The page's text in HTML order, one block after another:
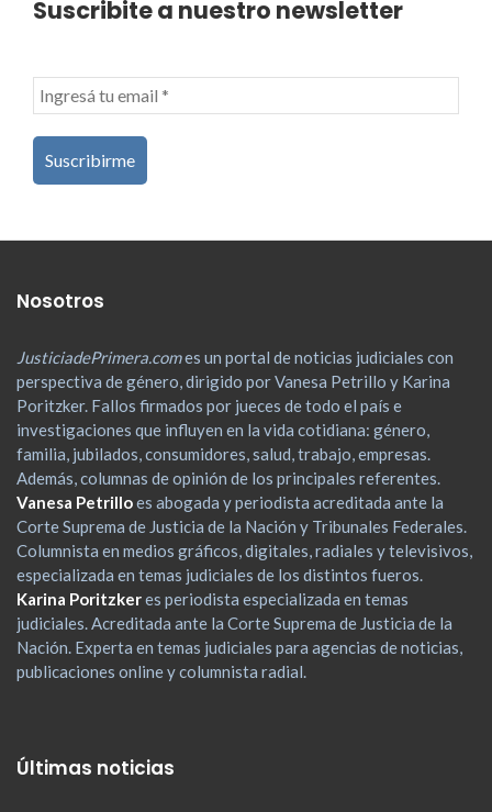
Suscribite a nuestro newsletter
Nosotros
JusticiadePrimera.comes un portal de noticias judiciales con
perspectiva de género, dirigido por Vanesa Petrillo y Karina
Poritzker. Fallos firmados por jueces de todo el país e
investigaciones que influyen en la vida cotidiana: género,
familia, jubilados, consumidores, salud, trabajo, empresas.
Además, columnas de opinión de los principales referentes.
Vanesa Petrilloes abogada y periodista acreditada ante la
Corte Suprema de Justicia de la Nación y Tribunales Federales.
Columnista en medios gráficos, digitales, radiales y televisivos,
especializada en temas judiciales de los distintos fueros.
Karina Poritzkeres periodista especializada en temas
judiciales. Acreditada ante la Corte Suprema de Justicia de la
Nación. Experta en temas judiciales para agencias de noticias,
publicaciones online y columnista radial.
Últimas noticias